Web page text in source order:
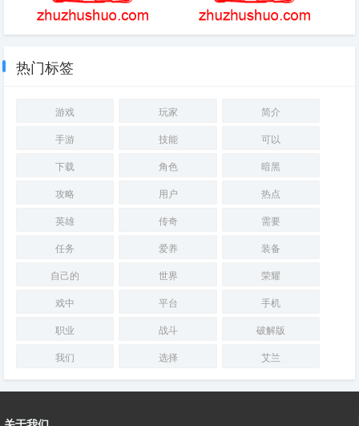
热门标签
游戏 玩家
简介
手游
技能
可以
下载
角色
暗黑
攻略
用户
热点
英雄
传奇
需要
任务
爱养
装备
自己的
世界
荣耀
戏中
平台
手机
职业
战斗
破解版
我们
选择 艾兰